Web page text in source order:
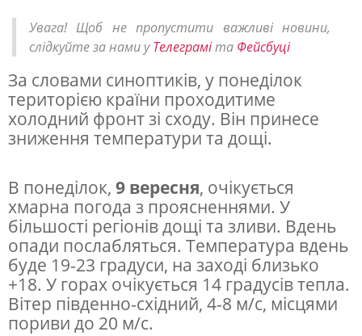
а
е
п
о
о
л
о
д
а
н
Увага! Щоб не пропустити важливі новини,
слідкуйте за нами уТелеграміта Фейсбуці
За словами синоптиків, у понеділок
територією країни проходитиме
холодний фронт зі сходу. Він принесе
зниження температури та дощі.
В понеділок, 9 вересня, очікується
хмарна погода з проясненнями. У
більшості регіонів дощі та зливи. Вдень
опади послабляться. Температура вдень
буде 19-23 градуси, на заході близько
+18. У горах очікується 14 градусів тепла.
Вітер південно-східний, 4-8 м/с, місцями
пориви до 20 м/с.